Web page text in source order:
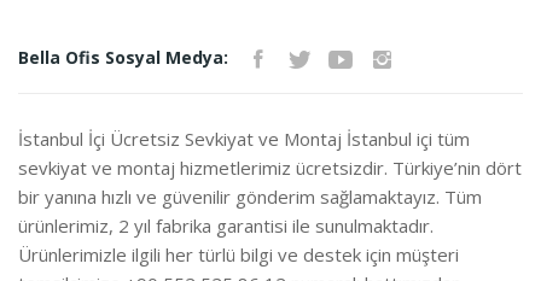
Bella Ofis Sosyal Medya:
İstanbul İçi Ücretsiz Sevkiyat ve Montaj İstanbul içi tüm
sevkiyat ve montaj hizmetlerimiz ücretsizdir. Türkiye’nin dört
bir yanına hızlı ve güvenilir gönderim sağlamaktayız. Tüm
ürünlerimiz, 2 yıl fabrika garantisi ile sunulmaktadır.
Ürünlerimizle ilgili her türlü bilgi ve destek için müşteri